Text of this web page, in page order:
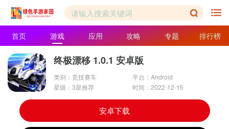
首页 游戏 应用 攻略 专题 排行榜
终极漂移 1.0.1 安卓版
类别：竞技赛车
平台：Android
星级：3星推荐
时间：2022-12-15
安卓下载